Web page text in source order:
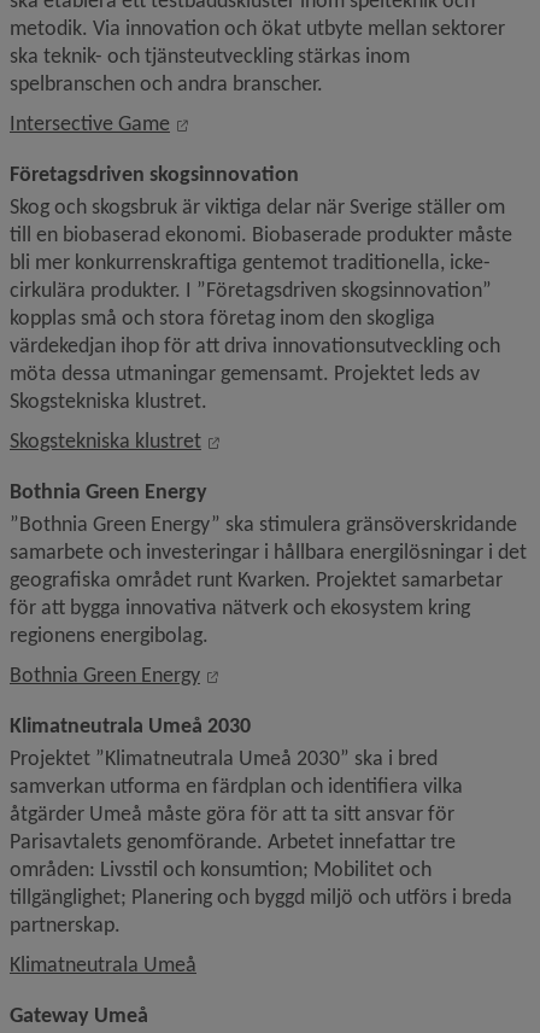
metodik. Via innovation och ökat utbyte mellan sektorer
ska teknik- och tjänsteutveckling stärkas inom
spelbranschen och andra branscher.
Intersective Game
Länk till annan webbplats, öppnas i nytt
Företagsdriven skogsinnovation
Skog och skogsbruk är viktiga delar när Sverige ställer om
till en biobaserad ekonomi. Biobaserade produkter måste
bli mer konkurrenskraftiga gentemot traditionella, icke-
cirkulära produkter. I ”Företagsdriven skogsinnovation”
kopplas små och stora företag inom den skogliga
värdekedjan ihop för att driva innovationsutveckling och
möta dessa utmaningar gemensamt. Projektet leds av
Skogstekniska klustret.
Skogstekniska klustret
Länk till annan webbplats, öppnas i
Bothnia Green Energy
”Bothnia Green Energy” ska stimulera gränsöverskridande
samarbete och investeringar i hållbara energilösningar i det
geografiska området runt Kvarken. Projektet samarbetar
för att bygga innovativa nätverk och ekosystem kring
regionens energibolag.
Bothnia Green Energy
Länk till annan webbplats, öppnas i
Klimatneutrala Umeå 2030
Projektet ”Klimatneutrala Umeå 2030” ska i bred
samverkan utforma en färdplan och identifiera vilka
åtgärder Umeå måste göra för att ta sitt ansvar för
Parisavtalets genomförande. Arbetet innefattar tre
områden: Livsstil och konsumtion; Mobilitet och
tillgänglighet; Planering och byggd miljö och utförs i breda
partnerskap.
Klimatneutrala Umeå
Gateway Umeå